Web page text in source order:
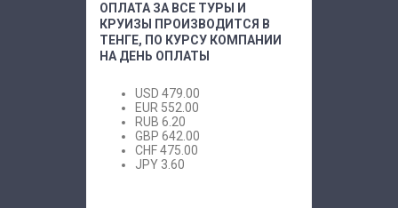
ОПЛАТА ЗА ВСЕ ТУРЫ И
КРУИЗЫ ПРОИЗВОДИТСЯ В
ТЕНГЕ, ПО КУРСУ КОМПАНИИ
НА ДЕНЬ ОПЛАТЫ
USD 479.00
EUR 552.00
RUB 6.20
GBP 642.00
CHF475.00
JPY 3.60